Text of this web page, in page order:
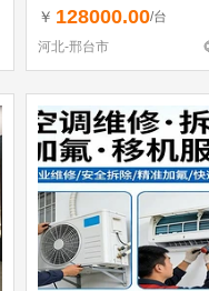
￥ 128000.00/台
河北-邢台市